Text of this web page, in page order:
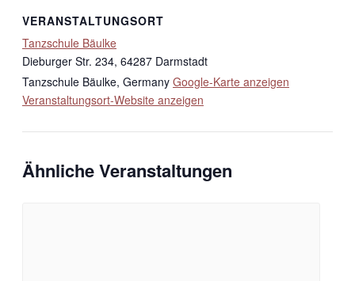
VERANSTALTUNGSORT
Tanzschule Bäulke
Dieburger Str. 234, 64287 Darmstadt
Tanzschule Bäulke, Germany Google-Karte anzeigen
Veranstaltungsort-Website anzeigen
Ähnliche Veranstaltungen